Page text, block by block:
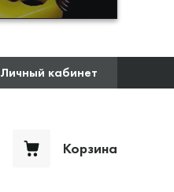
Личный кабинет
Корзина